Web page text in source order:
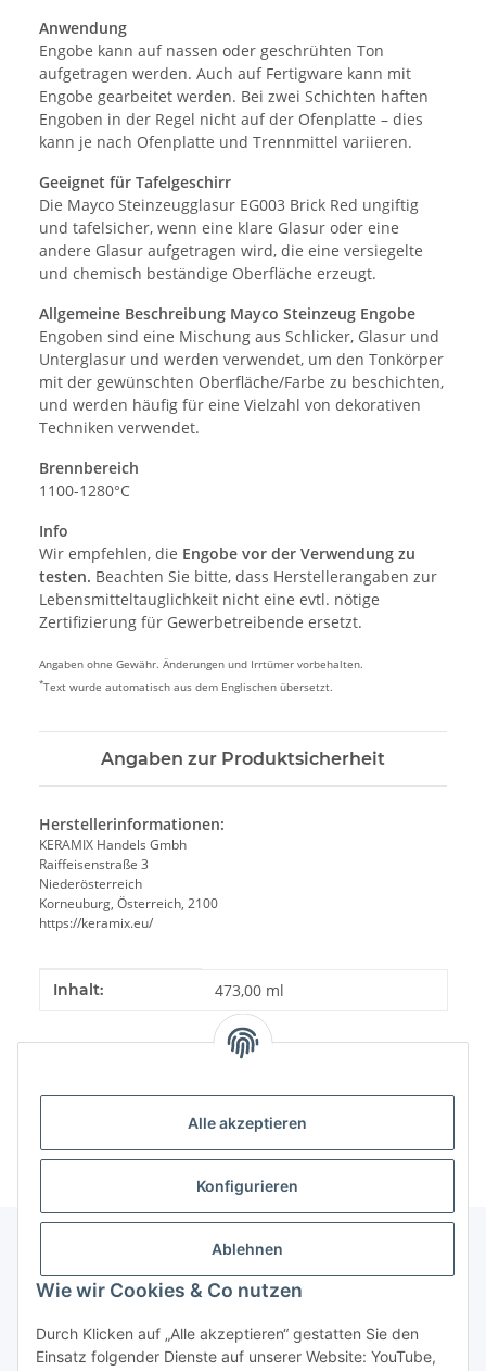
Alle akzeptieren
Konfigurieren
Ablehnen
Wie wir Cookies & Co nutzen
Durch Klicken auf „Alle akzeptieren“ gestatten Sie den
Einsatz folgender Dienste auf unserer Website: YouTube,
Anwendung
Engobe kann auf nassen oder geschrühten Ton
aufgetragen werden. Auch auf Fertigware kann mit
Engobe gearbeitet werden. Bei zwei Schichten haften
Engoben in der Regel nicht auf der Ofenplatte – dies
kann je nach Ofenplatte und Trennmittel variieren.
Geeignet für Tafelgeschirr
Die Mayco Steinzeugglasur EG003 Brick Red ungiftig
und tafelsicher, wenn eine klare Glasur oder eine
andere Glasur aufgetragen wird, die eine versiegelte
und chemisch beständige Oberfläche erzeugt.
Allgemeine Beschreibung Mayco Steinzeug Engobe
Engoben sind eine Mischung aus Schlicker, Glasur und
Unterglasur und werden verwendet, um den Tonkörper
mit der gewünschten Oberfläche/Farbe zu beschichten,
und werden häufig für eine Vielzahl von dekorativen
Techniken verwendet.
Brennbereich
1100-1280°C
Info
Wir empfehlen, die Engobe vor der Verwendung zu
testen. Beachten Sie bitte, dass Herstellerangaben zur
Lebensmitteltauglichkeit nicht eine evtl. nötige
Zertifizierung für Gewerbetreibende ersetzt.
Angaben ohne Gewähr. Änderungen und Irrtümer vorbehalten.
*Text wurde automatisch aus dem Englischen übersetzt.
Angaben zur Produktsicherheit
Herstellerinformationen:
KERAMIX Handels Gmbh
Raiffeisenstraße 3
Niederösterreich
Korneuburg, Österreich, 2100
https://keramix.eu/
Produkteigenschaft
Wert
Inhalt: 473,00 ml
Informationen
Gesetzliche Informationen